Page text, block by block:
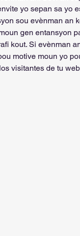
yo sepan sa yo
sou evènman an
gen entansyon
kout. Si evènman
motive moun yo
visitantes de tu